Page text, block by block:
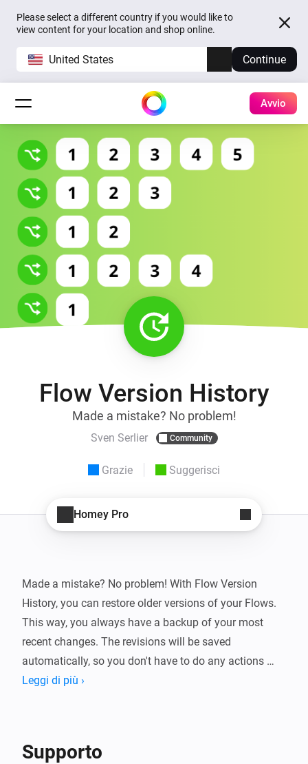
Please select a different country if you would like to
view content for your location and shop online.
United States Continue
Avvio
Flow Version History
Made a mistake? No problem!
Sven Serlier Community
Grazie Suggerisci
Homey Pro
Made a mistake? No problem! With Flow Version
History, you can restore older versions of your Flows.
This way, you always have a backup of your most
recent changes. The revisions will be saved
automatically, so you don't have to do any actions
prior to saving the Flow. It all happens in the
Leggi di più ›
Supporto